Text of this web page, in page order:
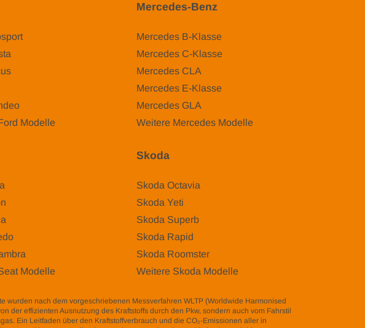
Modelle
Mercedes-Benz
Mercedes B-Klasse
Mercedes C-Klasse
Mercedes CLA
Mercedes E-Klasse
Mercedes GLA
Weitere Mercedes Modelle
Modelle
Skoda
Skoda Octavia
Skoda Yeti
Skoda Superb
Skoda Rapid
Skoda Roomster
Weitere Skoda Modelle
nach dem vorgeschriebenen Messverfahren WLTP (Worldwide Harmonised
der effizienten Ausnutzung des Kraftstoffs durch den Pkw, sondern auch vom Fahrstil
Ein Leitfaden über den Kraftstoffverbrauch und die CO₂-Emissionen aller in